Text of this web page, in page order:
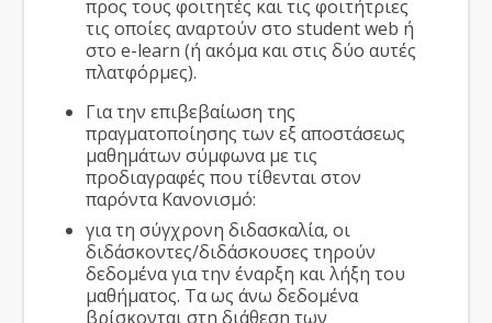
προς τους φοιτητές και τις φοιτήτριες
τις οποίες αναρτούν στο student web ή
στο e-learn (ή ακόμα και στις δύο αυτές
πλατφόρμες).
Για την επιβεβαίωση της
πραγματοποίησης των εξ αποστάσεως
μαθημάτων σύμφωνα με τις
προδιαγραφές που τίθενται στον
παρόντα Κανονισμό:
για τη σύγχρονη διδασκαλία, οι
διδάσκοντες/διδάσκουσες τηρούν
δεδομένα για την έναρξη και λήξη του
μαθήματος. Τα ως άνω δεδομένα
βρίσκονται στη διάθεση των